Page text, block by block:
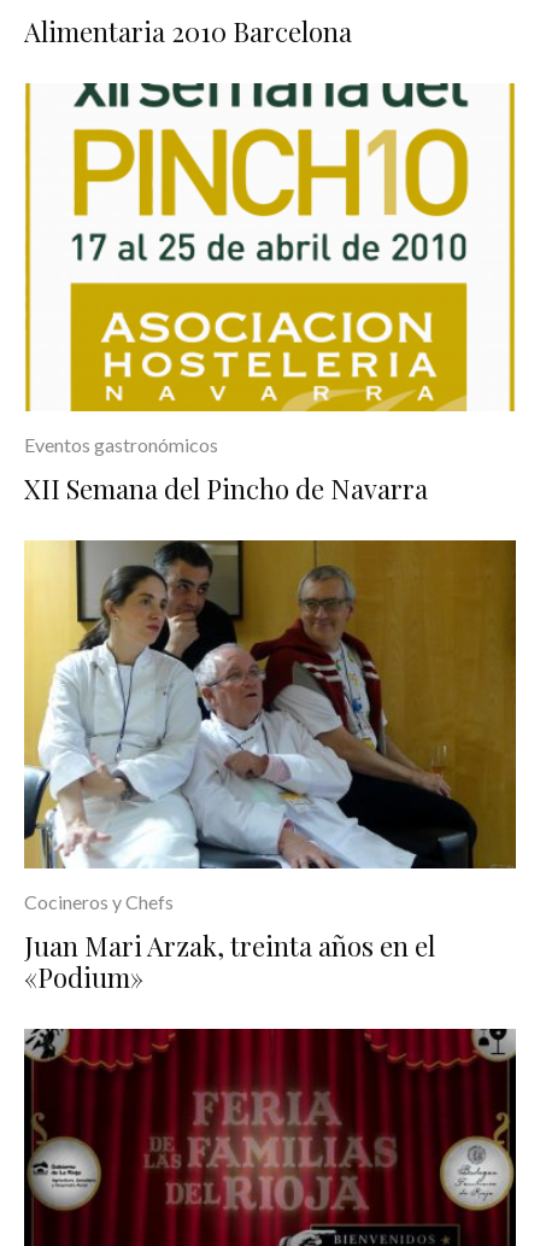
Alimentaria 2010 Barcelona
Eventos gastronómicos
XII Semana del Pincho de Navarra
Cocineros y Chefs
Juan Mari Arzak, treinta años en el
«Podium»